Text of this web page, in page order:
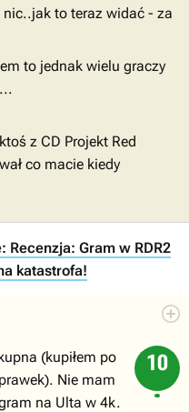
to teraz widać - za
to jednak wielu graczy
z CD Projekt Red
co macie kiedy
Recenzja: Gram w RDR2
katastrofa!
10
(kupiłem po
Nie mam
na Ulta w 4k.